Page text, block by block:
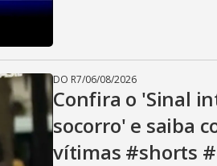
DO R7/06/08/2026
Confira o 'Sinal
socorro' e saiba
vítimas #shorts